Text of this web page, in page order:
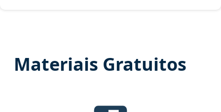
Materiais Gratuitos
edital verticalizado, material